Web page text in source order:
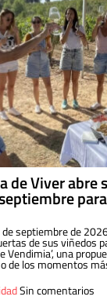
de Viver abre
septiembre de
de sus viñedos
Vendimia’, una
de los momentos
Sin comentarios